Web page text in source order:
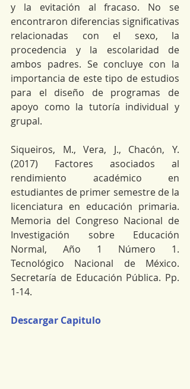
y la evitación al fracaso. No se
encontraron diferencias significativas
relacionadas con el sexo, la
procedencia y la escolaridad de
ambos padres. Se concluye con la
importancia de este tipo de estudios
para el diseño de programas de
apoyo como la tutoría individual y
grupal.
Siqueiros, M., Vera, J., Chacón, Y.
(2017) Factores asociados al
rendimiento académico en
estudiantes de primer semestre de la
licenciatura en educación primaria.
Memoria del Congreso Nacional de
Investigación sobre Educación
Normal, Año 1 Número 1.
Tecnológico Nacional de México.
Secretaría de Educación Pública. Pp.
1-14.
Descargar Capitulo